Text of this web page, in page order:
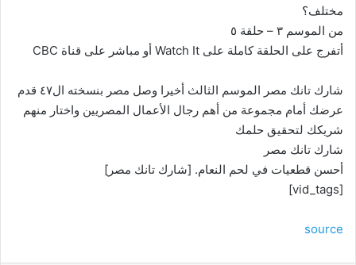
مختلف؟
من الموسم ٣ – حلقة ٥
أتفرج على الحلقة كاملة على Watch It أو مباشر على قناة CBC
شارك تانك مصر الموسم الثالث أخيرا وصل مصر بنسخته ال٤٧ قدم
عرضك أمام مجموعة من أهم رجال الأعمال المصريين واختار منهم
شريكك لتحقيق حلمك
شارك تانك مصر
أحسن قطعيات في لحم النعام. [شارك تانك مصر]
[vid_tags]
source